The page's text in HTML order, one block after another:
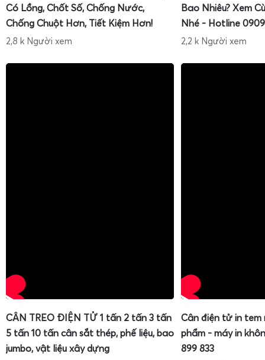
Có Lồng, Chốt Số, Chống Nước,
Chống Chuột Hơn, Tiết Kiệm Hơn!
2,8 k Người xem
Bao Nhiêu? Xem
Nhé - Hotline
2,2 k Người xem
CÂN TREO ĐIỆN TỬ 1 tấn 2 tấn 3 tấn
5 tấn 10 tấn cân sắt thép, phế liệu, bao
jumbo, vật liệu xây dựng
Cân điện tử in tem
phẩm - máy in
899 833